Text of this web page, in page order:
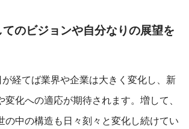
のビジョンや自分なりの展望を
経てば業界や企業は大きく変化し、新
変化への適応が期待されます。増して、
の中の構造も日々刻々と変化し続けてい